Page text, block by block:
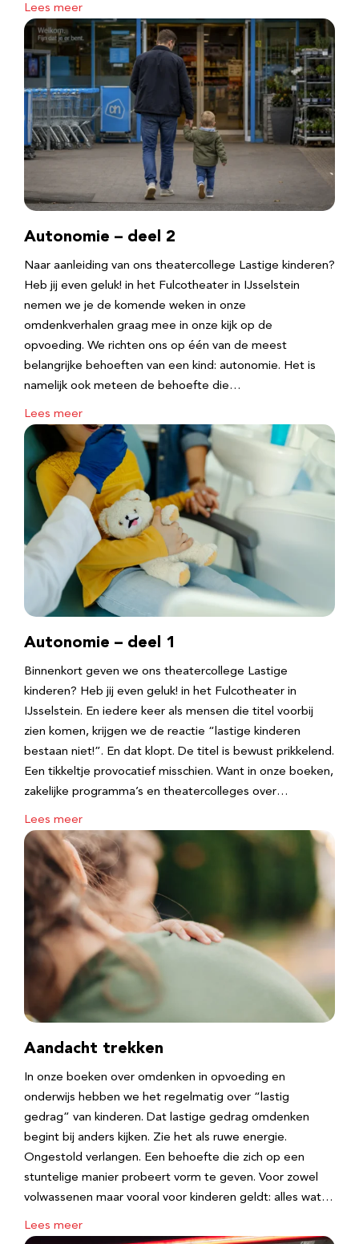
Lees meer
Autonomie – deel 2
Naar aanleiding van ons theatercollege Lastige kinderen?
Heb jij even geluk! in het Fulcotheater in IJsselstein
nemen we je de komende weken in onze
omdenkverhalen graag mee in onze kijk op de
opvoeding. We richten ons op één van de meest
belangrijke behoeften van een kind: autonomie. Het is
namelijk ook meteen de behoefte die…
Lees meer
Autonomie – deel 1
Binnenkort geven we ons theatercollege Lastige
kinderen? Heb jij even geluk! in het Fulcotheater in
IJsselstein. En iedere keer als mensen die titel voorbij
zien komen, krijgen we de reactie “lastige kinderen
bestaan niet!”. En dat klopt. De titel is bewust prikkelend.
Een tikkeltje provocatief misschien. Want in onze boeken,
zakelijke programma’s en theatercolleges over…
Lees meer
Aandacht trekken
In onze boeken over omdenken in opvoeding en
onderwijs hebben we het regelmatig over “lastig
gedrag” van kinderen. Dat lastige gedrag omdenken
begint bij anders kijken. Zie het als ruwe energie.
Ongestold verlangen. Een behoefte die zich op een
stuntelige manier probeert vorm te geven. Voor zowel
volwassenen maar vooral voor kinderen geldt: alles wat…
Lees meer